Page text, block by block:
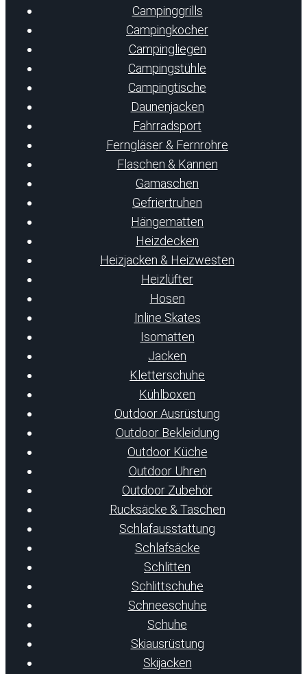
Campinggrills
Campingkocher
Campingliegen
Campingstühle
Campingtische
Daunenjacken
Fahrradsport
Ferngläser & Fernrohre
Flaschen & Kannen
Gamaschen
Gefriertruhen
Hängematten
Heizdecken
Heizjacken & Heizwesten
Heizlüfter
Hosen
Inline Skates
Isomatten
Jacken
Kletterschuhe
Kühlboxen
Outdoor Ausrüstung
Outdoor Bekleidung
Outdoor Küche
Outdoor Uhren
Outdoor Zubehör
Rucksäcke & Taschen
Schlafausstattung
Schlafsäcke
Schlitten
Schlittschuhe
Schneeschuhe
Schuhe
Skiausrüstung
Skijacken